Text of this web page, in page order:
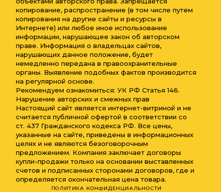
копирование, распространение (в том числе путем
копирования на другие сайты и ресурсы в
Интернете) или любое иное использование
информации, нарушающее закон об авторском
праве. Информация о владельцах сайтов,
нарушающих данное положение, будет
немедленно передана в правоохранительные
органы. Выявление подобных фактов производится
на регулярной основе.
Рекомендуем ознакомиться: УК РФ Статья 146.
Нарушение авторских и смежных прав
Настоящий сайт является интернет-витриной и не
считается публичной офертой в соответствии со
ст. 437 Гражданского кодекса РФ. Все цены,
указанные на сайте, приведены в информационных
целях и не являются безоговорочным
предложением. Компания заключает договоры
купли-продажи только на основании выставленных
счетов и подписанных сторонами договоров, где и
определяется окончательная цена товара.
ПОЛИТИКА КОНФИДЕНЦИАЛЬНОСТИ